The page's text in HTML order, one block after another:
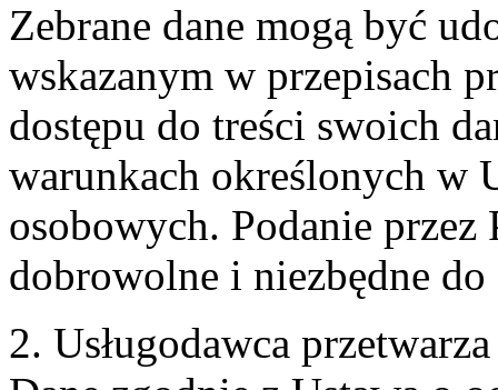
Zebrane dane mogą być
wskazanym w przepisach
dostępu do treści swoich
warunkach określonych w
osobowych. Podanie przez
dobrowolne i niezbędne
2. Usługodawca